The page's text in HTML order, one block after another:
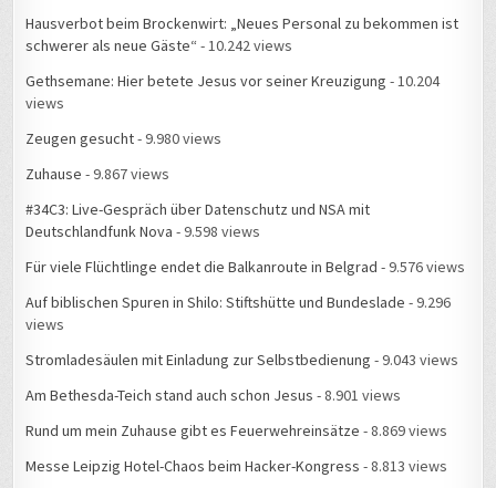
Hausverbot beim Brockenwirt: „Neues Personal zu bekommen ist
schwerer als neue Gäste“ - 10.242 views
Gethsemane: Hier betete Jesus vor seiner Kreuzigung - 10.204
views
Zeugen gesucht- 9.980 views
Zuhause - 9.867 views
#34C3: Live-Gespräch über Datenschutz und NSA mit
Deutschlandfunk Nova - 9.598 views
Für viele Flüchtlinge endet die Balkanroute in Belgrad - 9.576 views
Auf biblischen Spuren in Shilo: Stiftshütte und Bundeslade - 9.296
views
Stromladesäulen mit Einladung zur Selbstbedienung - 9.043 views
Am Bethesda-Teich stand auch schon Jesus - 8.901 views
Rund um mein Zuhause gibt es Feuerwehreinsätze - 8.869 views
Messe Leipzig Hotel-Chaos beim Hacker-Kongress - 8.813 views